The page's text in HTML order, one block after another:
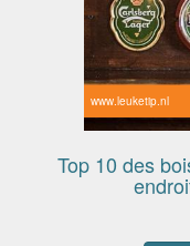
www.leuketip.nl
Top 10 des